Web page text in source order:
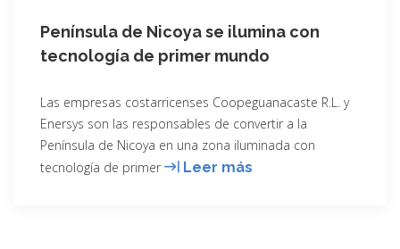
Península de Nicoya se ilumina con
tecnología de primer mundo
Las empresas costarricenses Coopeguanacaste R.L. y
Enersys son las responsables de convertir a la
Península de Nicoya en una zona iluminada con
tecnología de primer
Leer más